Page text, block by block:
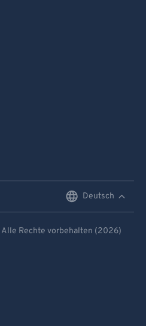
Deutsch
Alle Rechte vorbehalten (2026)